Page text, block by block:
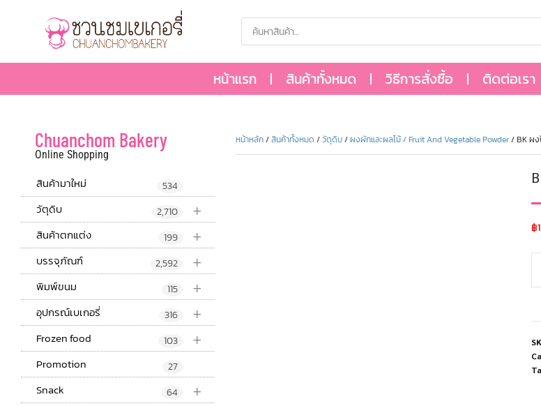
หน้าแรก สินค้าทั้งหมด วิธีการสั่งซื้อ ติดต่อเรา
Chuanchom Bakery
Online Shopping
สินค้ามาใหม่ 534
+
วัตุดิบ 2,710
+
สินค้าตกแต่ง 199
+
บรรจุภัณฑ์ 2,592
+
พิมพ์ขนม 115
+
อุปกรณ์เบเกอรี่ 316
+
Frozen food 103
Promotion 27
+
Snack 64
หน้าหลัก/สินค้าทั้งหมด /วัตุดิบ/ผงผักและผลไม้ / Fruit And Vegetable Powder/ BK ผง
฿